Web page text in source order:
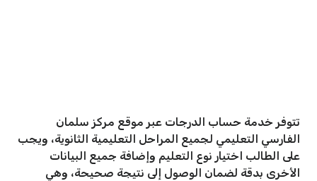
تتوفر خدمة حساب الدرجات عبر موقع مركز سلمان
الفارسي التعليمي لجميع المراحل التعليمية الثانوية، ويجب
على الطالب اختيار نوع التعليم وإضافة جميع البيانات
الأخرى بدقة لضمان الوصول إلى نتيجة صحيحة، وهي